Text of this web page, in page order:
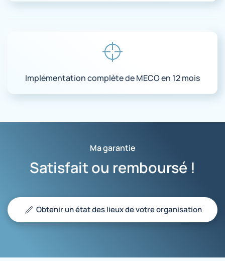
Implémentation complète de MECO en 12 mois
Ma garantie
Satisfait ou remboursé !
Obtenir un état des lieux de votre organisation